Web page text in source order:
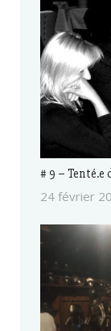
# 9 – Tenté.e
24 février